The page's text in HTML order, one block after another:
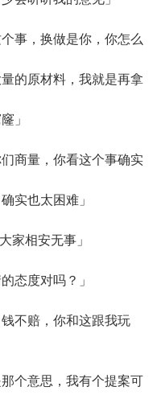
事，换做是你，你怎么
的原材料，我就是再拿
」
商量，你看这个事确实
实也太困难」
相安无事」
态度对吗？」
不赔，你和这跟我玩
个意思，我有个提案可